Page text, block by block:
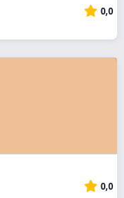
0,0
0,0